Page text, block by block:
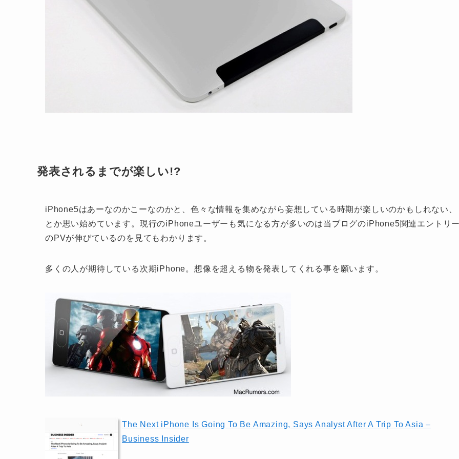
発表されるまでが楽しい!?
iPhone5はあーなのかこーなのかと、色々な情報を集めながら妄想している時期が楽しいのかもしれない、
とか思い始めています。現行のiPhoneユーザーも気になる方が多いのは当ブログのiPhone5関連エントリ
のPVが伸びているのを見てもわかります。
多くの人が期待している次期iPhone。想像を超える物を発表してくれる事を願います。
The Next iPhone Is Going To Be Amazing, Says Analyst After A Trip To Asia –
Business Insider